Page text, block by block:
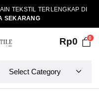
TEKSTIL TERLENGKAP DI
SEKARANG
Rp0 0